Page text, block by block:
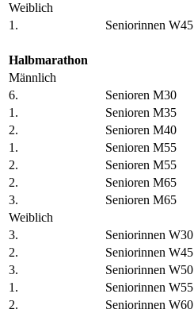
Weiblich
1.
Seniorinnen W45
Halbmarathon
Männlich
6.
Senioren M30
1.
Senioren M35
2.
Senioren M40
1.
Senioren M55
2.
Senioren M55
2.
Senioren M65
3.
Senioren M65
Weiblich
3.
Seniorinnen W30
2.
Seniorinnen W45
3.
Seniorinnen W50
1.
Seniorinnen W55
2.
Seniorinnen W60